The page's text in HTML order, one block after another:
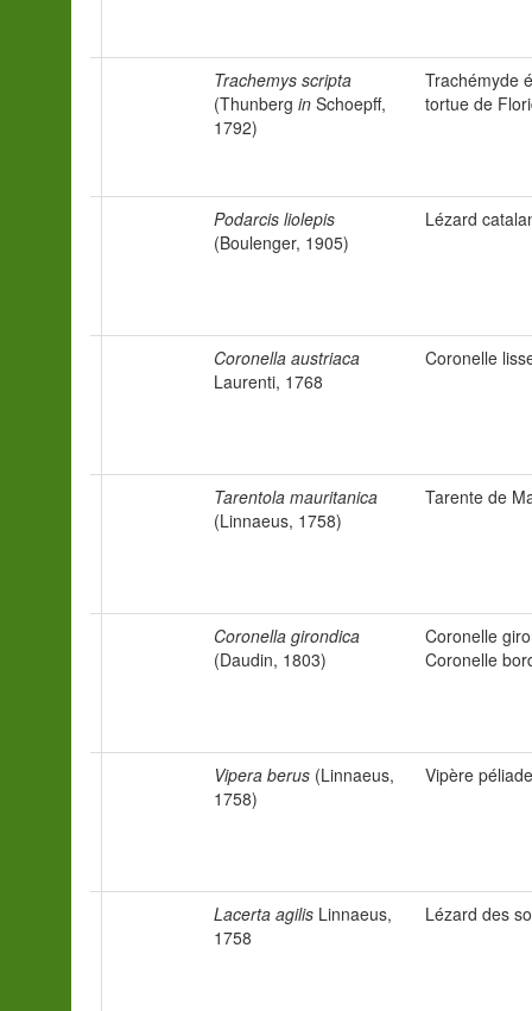
Trachemys scripta
(Thunberg in Schoepff,
1792)
Trachémyde
tortue de
Podarcis liolepis
(Boulenger, 1905)
Lézard
Coronella austriaca
Laurenti, 1768
Coronelle
Tarentola mauritanica
(Linnaeus, 1758)
Tarente de
Coronella girondica
(Daudin, 1803)
Coronelle
Coronelle
Vipera berus (Linnaeus,
1758)
Vipère péliade
Lacerta agilis Linnaeus,
1758
Lézard des